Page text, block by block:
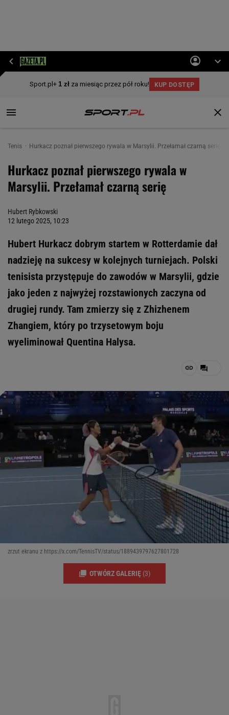
Tenis Hurkacz poznał pierwszego rywala w Marsylii. Przełamał czarną serię
Hurkacz poznał pierwszego rywala w
Marsylii. Przełamał czarną serię
Hubert Rybkowski
12 lutego 2025, 10:23
Hubert Hurkacz dobrym startem w Rotterdamie dał
nadzieję na sukcesy w kolejnych turniejach. Polski
tenisista przystępuje do zawodów w Marsylii, gdzie
jako jeden z najwyżej rozstawionych zaczyna od
drugiej rundy. Tam zmierzy się z Zhizhenem
Zhangiem, który po trzysetowym boju
wyeliminował Quentina Halysa.
zrzut ekranu z https://x.com/TennisTV/status/1889439797627801728
OTWÓRZ GALERIĘ (3)